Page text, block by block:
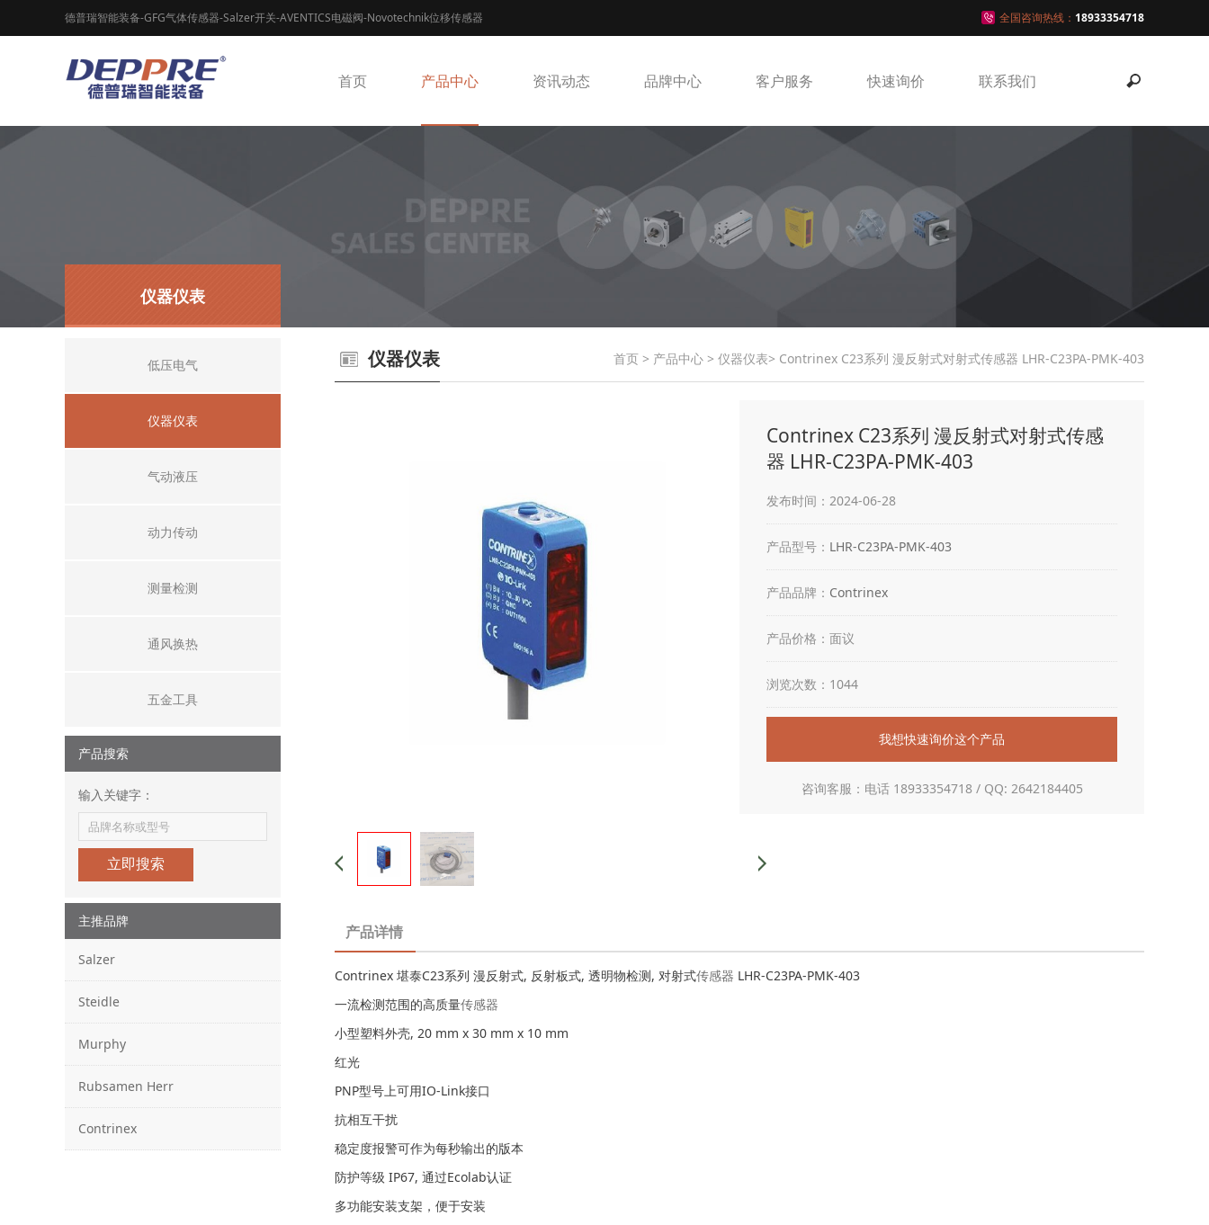
德普瑞智能装备-GFG气体传感器-Salzer开关-AVENTICS电磁阀-Novotechnik位移传感器 全国咨询热线： 18933354718
首页 产品中心 资讯动态 品牌中心 客户服务 快速询价 联系我们
仪器仪表
低压电气
仪器仪表
气动液压
动力传动
测量检测
通风换热
五金工具
产品搜索
输入关键字：
立即搜索
主推品牌
Salzer
Steidle
Murphy
Rubsamen Herr
Contrinex
仪器仪表 首页 > 产品中心 > 仪器仪表> Contrinex C23系列 漫反射式对射式传感器 LHR-C23PA-PMK-403
Contrinex C23系列 漫反射式对射式传感
器 LHR-C23PA-PMK-403
发布时间：2024-06-28
产品型号： LHR-C23PA-PMK-403
产品品牌： Contrinex
产品价格：面议
浏览次数：1044
我想快速询价这个产品
咨询客服：电话 18933354718 / QQ: 2642184405
产品详情
Contrinex 堪泰C23系列 漫反射式, 反射板式, 透明物检测, 对射式传感器 LHR-C23PA-PMK-403
一流检测范围的高质量传感器
小型塑料外壳, 20 mm x 30 mm x 10 mm
红光
PNP型号上可用IO-Link接口
抗相互干扰
稳定度报警可作为每秒输出的版本
防护等级 IP67, 通过Ecolab认证
多功能安装支架，便于安装